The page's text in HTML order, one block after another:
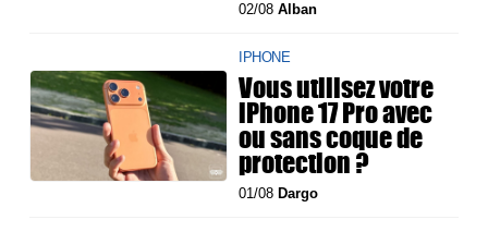
02/08Alban
IPHONE
Vous utilisez votre
iPhone 17 Pro avec
ou sans coque de
protection ?
01/08 Dargo